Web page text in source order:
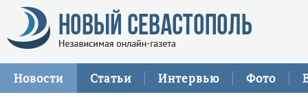
Новости Статьи Интервью Фото